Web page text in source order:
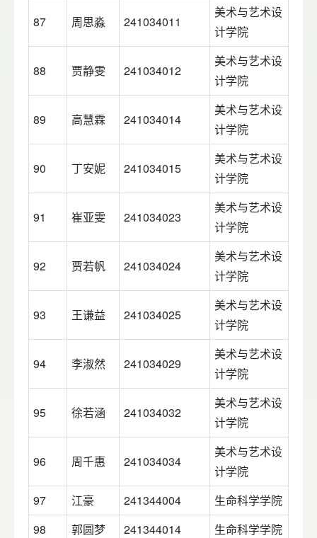
87 周思淼 241034011
美术与艺术设
计学院
88 贾静雯 241034012
美术与艺术设
计学院
89 高慧霖 241034014
美术与艺术设
计学院
90 丁安妮 241034015
美术与艺术设
计学院
91 崔亚雯 241034023
美术与艺术设
计学院
92 贾若帆 241034024
美术与艺术设
计学院
93 王谦益 241034025
美术与艺术设
计学院
94 李淑然 241034029
美术与艺术设
计学院
95 徐若涵 241034032
美术与艺术设
计学院
96 周千惠 241034034
美术与艺术设
计学院
97
江豪 241344004
生命科学学院
98
郭圆梦 241344014
生命科学学院